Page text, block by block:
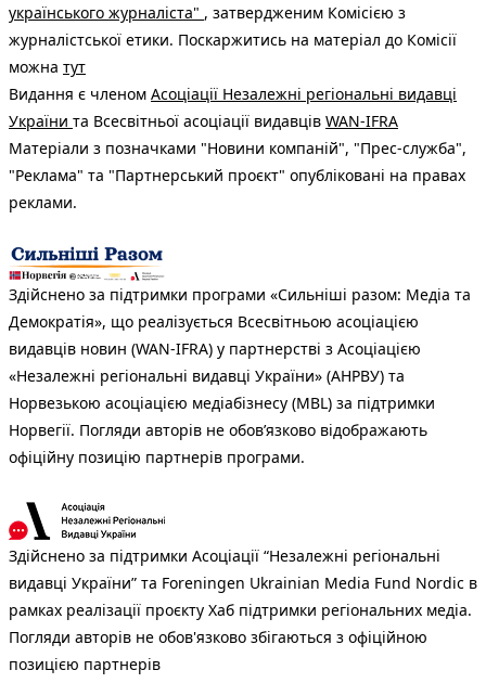
українського журналіста" , затвердженим Комісією з
журналістської етики. Поскаржитись на матеріал до Комісії
можна тут
Видання є членом Асоціації Незалежні регіональні видавці
України та Всесвітньої асоціації видавців WAN-IFRA
Матеріали з позначками "Новини компаній", "Прес-служба",
"Реклама" та "Партнерський проєкт" опубліковані на правах
реклами.
Здійснено за підтримки програми «Сильніші разом: Медіа та
Демократія», що реалізується Всесвітньою асоціацією
видавців новин (WAN-IFRA) у партнерстві з Асоціацією
«Незалежні регіональні видавці України» (АНРВУ) та
Норвезькою асоціацією медіабізнесу (MBL) за підтримки
Норвегії. Погляди авторів не обов’язково відображають
офіційну позицію партнерів програми.
Здійснено за підтримки Асоціації “Незалежні регіональні
видавці України” та Foreningen Ukrainian Media Fund Nordic в
рамках реалізації проєкту Хаб підтримки регіональних медіа.
Погляди авторів не обов'язково збігаються з офіційною
позицією партнерів